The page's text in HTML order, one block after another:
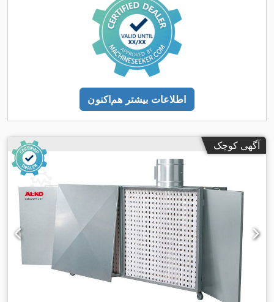
اطلاعات بیشتر هم‌اکنون
آگهی کوچک